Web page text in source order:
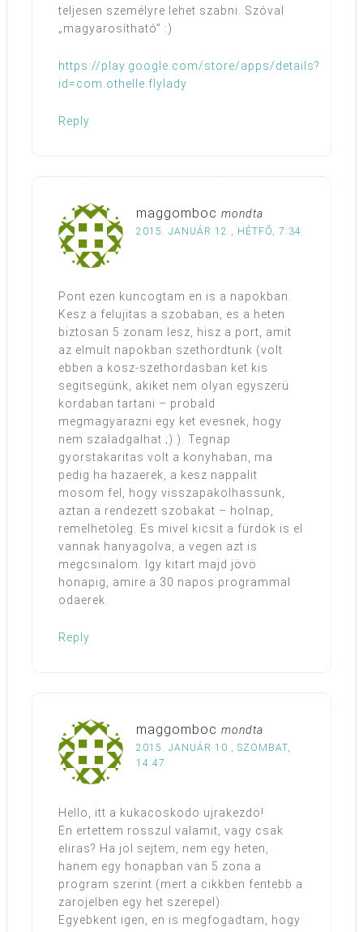
teljesen személyre lehet szabni. Szóval
„magyarosítható” :)
https://play.google.com/store/apps/details?
id=com.othelle.flylady
Reply
maggomboc mondta
2015. JANUÁR 12., HÉTFŐ, 7:34
Pont ezen kuncogtam en is a napokban.
Kesz a felujitas a szobaban, es a heten
biztosan 5 zonam lesz, hisz a port, amit
az elmult napokban szethordtunk (volt
ebben a kosz-szethordasban ket kis
segitsegünk, akiket nem olyan egyszerü
kordaban tartani – probald
megmagyarazni egy ket evesnek, hogy
nem szaladgalhat ;) ). Tegnap
gyorstakaritas volt a konyhaban, ma
pedig ha hazaerek, a kesz nappalit
mosom fel, hogy visszapakolhassunk,
aztan a rendezett szobakat – holnap,
remelhetöleg. Es mivel kicsit a fürdök is el
vannak hanyagolva, a vegen azt is
megcsinalom. Igy kitart majd jövö
honapig, amire a 30 napos programmal
odaerek.
Reply
maggomboc mondta
2015. JANUÁR 10., SZOMBAT,
14:47
Hello, itt a kukacoskodo ujrakezdö!
En ertettem rosszul valamit, vagy csak
eliras? Ha jol sejtem, nem egy heten,
hanem egy honapban van 5 zona a
program szerint (mert a cikkben fentebb a
zarojelben egy het szerepel).
Egyebkent igen, en is megfogadtam, hogy